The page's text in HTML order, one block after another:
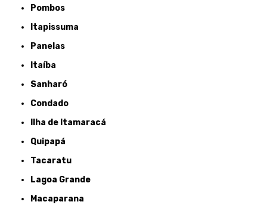
Pombos
Itapissuma
Panelas
Itaíba
Sanharó
Condado
Ilha de Itamaracá
Quipapá
Tacaratu
Lagoa Grande
Macaparana